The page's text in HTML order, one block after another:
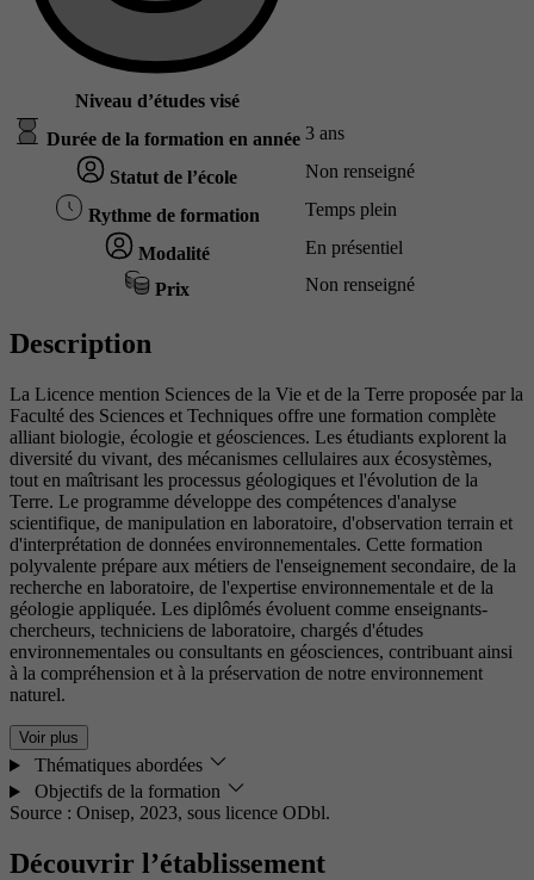
Niveau d’études visé
Durée de la formation en année 3 ans
Statut de l’école Non renseigné
Rythme de formation Temps plein
Modalité En présentiel
Prix Non renseigné
Description
La Licence mention Sciences de la Vie et de la Terre proposée par la
Faculté des Sciences et Techniques offre une formation complète
alliant biologie, écologie et géosciences. Les étudiants explorent la
diversité du vivant, des mécanismes cellulaires aux écosystèmes,
tout en maîtrisant les processus géologiques et l'évolution de la
Terre. Le programme développe des compétences d'analyse
scientifique, de manipulation en laboratoire, d'observation terrain et
d'interprétation de données environnementales. Cette formation
polyvalente prépare aux métiers de l'enseignement secondaire, de la
recherche en laboratoire, de l'expertise environnementale et de la
géologie appliquée. Les diplômés évoluent comme enseignants-
chercheurs, techniciens de laboratoire, chargés d'études
environnementales ou consultants en géosciences, contribuant ainsi
à la compréhension et à la préservation de notre environnement
naturel.
Voir plus
Thématiques abordées
Objectifs de la formation
Source : Onisep, 2023, sous licence ODbl.
Découvrir l’établissement